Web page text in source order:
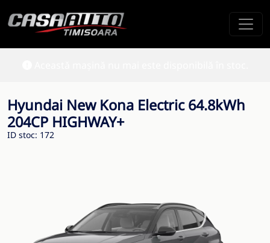
Hyundai New Kona Electric 64.8kWh
204CP HIGHWAY+
ID stoc: 172